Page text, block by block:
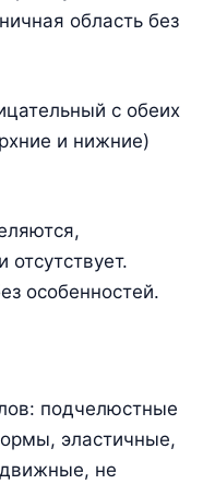
область без
с обеих
и нижние)
отсутствует.
особенностей.
подчелюстные
эластичные,
не